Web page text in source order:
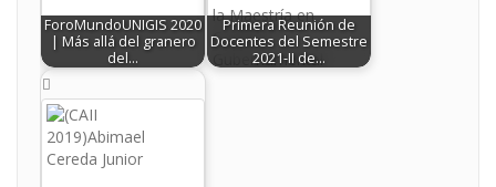
ForoMundoUNIGIS 2020
| Más allá del granero
del…
Primera Reunión de
Docentes del Semestre
2021-II de…